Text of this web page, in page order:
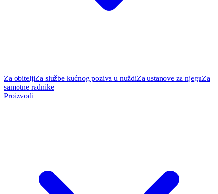
Za obiteljiZa službe kućnog poziva u nuždiZa ustanove za njeguZa
samotne radnike
Proizvodi